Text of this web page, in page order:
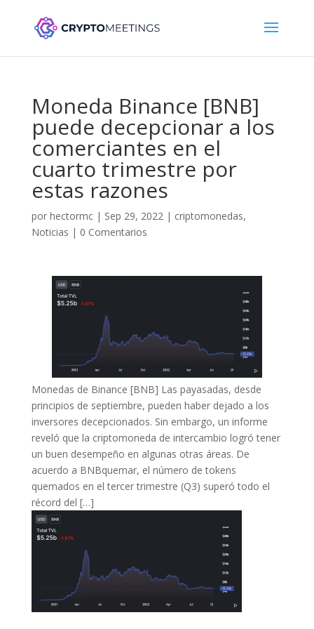
Moneda Binance [BNB]
puede decepcionar a los
comerciantes en el
cuarto trimestre por
estas razones
por hectormc| Sep 29, 2022| criptomonedas,
Noticias | 0 Comentarios
Monedas de Binance [BNB] Las payasadas, desde
principios de septiembre, pueden haber dejado a los
inversores decepcionados. Sin embargo, un informe
reveló que la criptomoneda de intercambio logró tener
un buen desempeño en algunas otras áreas. De
acuerdo a BNBquemar, el número de tokens
quemados en el tercer trimestre (Q3) superó todo el
récord del […]